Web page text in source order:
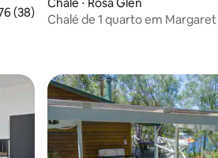
de uma avaliação média de 5, 38
(38)
Chalé de 1 quarto em Margaret